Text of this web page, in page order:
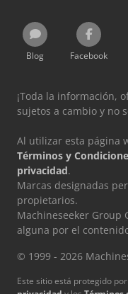
Blog Facebook
¡Toda la información,
sujetos a cambio y no
Al utilizar esta página
Términos y
privacidad.
Marcas designadas
propietarios.
Machineseeker Group
alguna por el
© 1999 - 2026
Este sitio está protegido